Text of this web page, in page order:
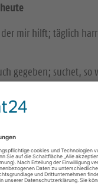
mir hilft; täglich
gegeben; suchet,
euch aufgetan.
Sie hier
Folge